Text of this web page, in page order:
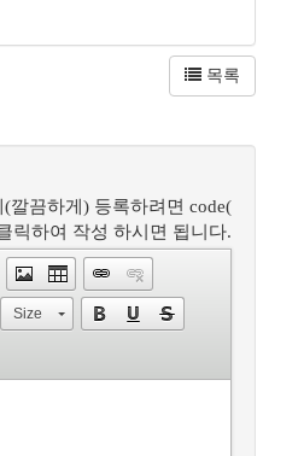
목록
깔끔하게) 등록하려면 code(
릭하여 작성 하시면 됩니다.
Size